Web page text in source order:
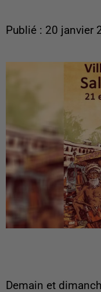
Publié : 20 janvier
Demain et